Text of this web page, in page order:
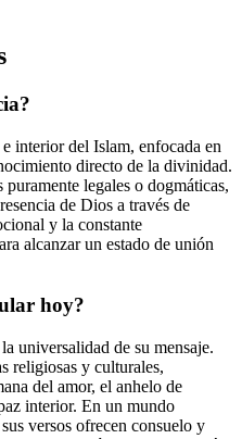
interior del Islam, enfocada en
directo de la divinidad.
legales o dogmáticas,
de Dios a través de
y la constante
alcanzar un estado de unión
hoy?
universalidad de su mensaje.
religiosas y culturales,
del amor, el anhelo de
interior. En un mundo
versos ofrecen consuelo y